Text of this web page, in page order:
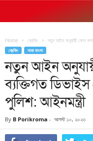
Home ব্রেকিং নতুন আইন অনুযায়ী কোন
ব্রেকিং সারা বাংলা
নতুন আইন
ব্যক্তিগত
পুলিশ: আইনমন্ত্রী
By B Porikroma - আগস্ট ১০, ২০২৩